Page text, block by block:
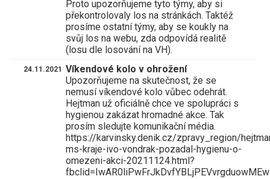
Proto upozorňujeme tyto týmy, aby si
překontrolovaly los na stránkách. Taktéž
prosíme ostatní týmy, aby se koukly na
svůj los na webu, zda odpovídá realitě
(losu dle losování na VH).
24.11.2021
Víkendové kolo v ohrožení
Upozorňujeme na skutečnost, že se
nemusí víkendové kolo vůbec odehrát.
Hejtman už oficiálně chce ve spolupráci s
hygienou zakázat hromadné akce. Tak
prosím sledujte komunikační média.
https://karvinsky.denik.cz/zpravy_region/
ms-kraje-ivo-vondrak-pozadal-hygienu-o-
omezeni-akci-20211124.html?